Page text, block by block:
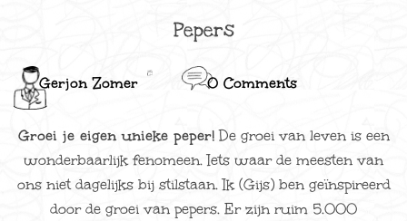
Pepers
Gerjon Zomer 0 Comments
Groei je eigen unieke peper!De groei van leven is een
wonderbaarlijk fenomeen. Iets waar de meesten van
ons niet dagelijks bij stilstaan. Ik (Gijs) ben geïnspireerd
door de groei van pepers. Er zijn ruim 5.000